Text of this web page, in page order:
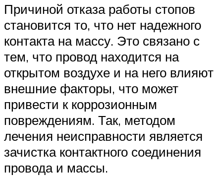
Причиной отказа работы стопов
становится то, что нет надежного
контакта на массу. Это связано с
тем, что провод находится на
открытом воздухе и на него влияют
внешние факторы, что может
привести к коррозионным
повреждениям. Так, методом
лечения неисправности является
зачистка контактного соединения
провода и массы.